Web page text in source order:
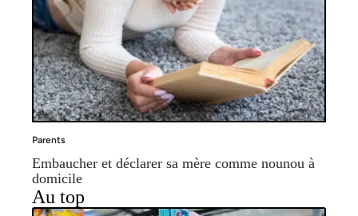
Parents
Embaucher et déclarer sa mère comme nounou à
domicile
Au top